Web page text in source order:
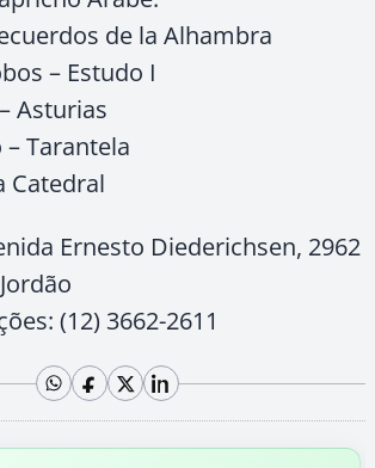
de la Alhambra
– Estudo I
Asturias
– Tarantela
Catedral
Ernesto Diederichsen, 2962
(12) 3662-2611